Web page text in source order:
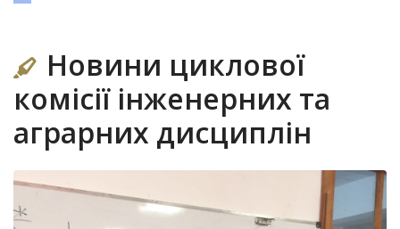
Новини циклової
комісії інженерних та
аграрних дисциплін